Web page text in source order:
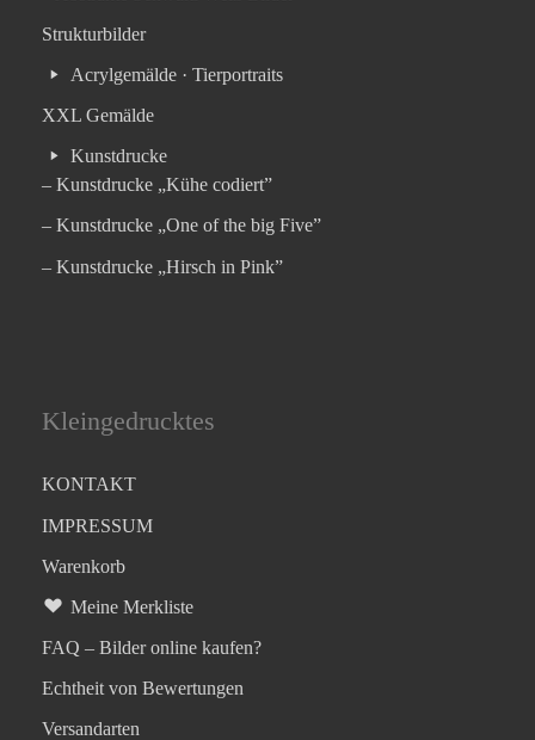
Strukturbilder
Acrylgemälde · Tierportraits
XXL Gemälde
Kunstdrucke
– Kunstdrucke „Kühe codiert”
– Kunstdrucke „One of the big Five”
– Kunstdrucke „Hirsch in Pink”
Kleingedrucktes
KONTAKT
IMPRESSUM
Warenkorb
Meine Merkliste
FAQ – Bilder online kaufen?
Echtheit von Bewertungen
Versandarten